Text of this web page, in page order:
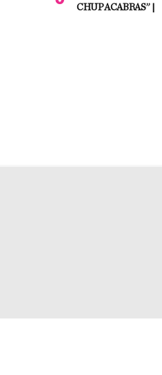
CHUPACABRAS” |